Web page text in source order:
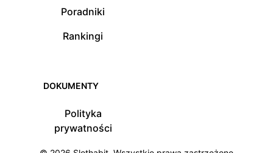
Poradniki
Rankingi
DOKUMENTY
Polityka
prywatności